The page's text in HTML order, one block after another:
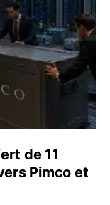
de 11
Pimco et